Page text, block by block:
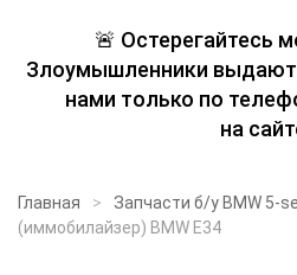
🚨 Остерегайтесь
Злоумышленники выдают
нами только по
на
Главная Запчасти б/у BMW 5-
(иммобилайзер) BMW E34